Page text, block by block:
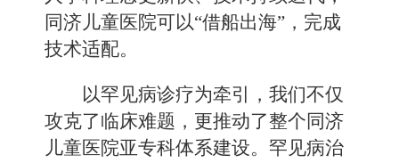
同济儿童医院可以“借船出海”，完成
技术适配。
以罕见病诊疗为牵引，我们不仅
攻克了临床难题，更推动了整个同济
儿童医院亚专科体系建设。罕见病治